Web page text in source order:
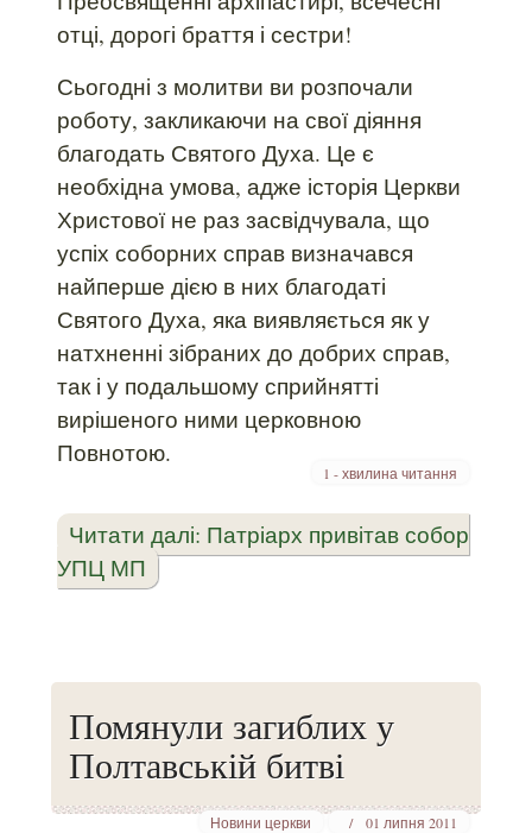
отці, дорогі браття і сестри!
Сьогодні з молитви ви розпочали
роботу, закликаючи на свої діяння
благодать Святого Духа. Це є
необхідна умова, адже історія Церкви
Христової не раз засвідчувала, що
успіх соборних справ визначався
найперше дією в них благодаті
Святого Духа, яка виявляється як у
натхненні зібраних до добрих справ,
так і у подальшому сприйнятті
вирішеного ними церковною
Повнотою.
1 - хвилина читання
Читати далі: Патріарх привітав собор
УПЦ МП
Помянули загиблих у
Полтавській битві
Новини церкви 01 липня 2011